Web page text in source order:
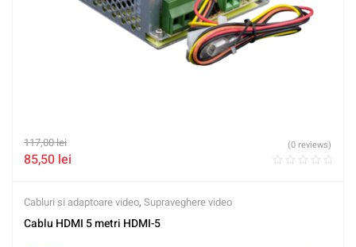
117,00lei
85,50 lei
(0 reviews)
Cabluri si adaptoare video, Supraveghere video
Cablu HDMI 5 metri HDMI-5